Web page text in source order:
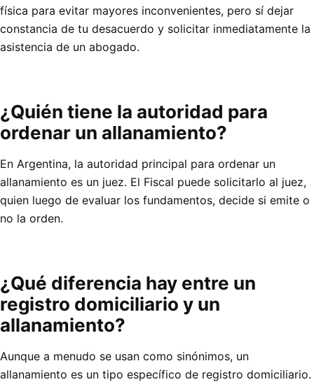
física para evitar mayores inconvenientes, pero sí dejar
constancia de tu desacuerdo y solicitar inmediatamente la
asistencia de un abogado.
¿Quién tiene la autoridad para
ordenar un allanamiento?
En Argentina, la autoridad principal para ordenar un
allanamiento es un juez. El Fiscal puede solicitarlo al juez,
quien luego de evaluar los fundamentos, decide si emite o
no la orden.
¿Qué diferencia hay entre un
registro domiciliario y un
allanamiento?
Aunque a menudo se usan como sinónimos, un
allanamiento es un tipo específico de registro domiciliario.